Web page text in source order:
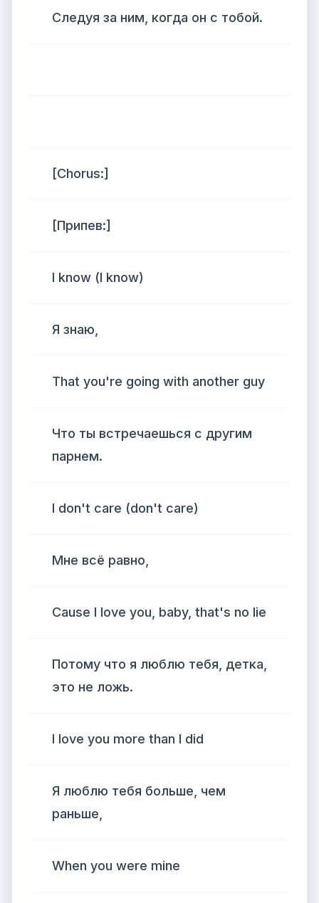
Следуя за ним, когда он с тобой.
[Chorus:]
[Припев:]
I know (I know)
Я знаю,
That you're going with another guy
Что ты встречаешься с другим
парнем.
I don't care (don't care)
Мне всё равно,
Cause I love you, baby, that's no lie
Потому что я люблю тебя, детка,
это не ложь.
I love you more than I did
Я люблю тебя больше, чем
раньше,
When you were mine